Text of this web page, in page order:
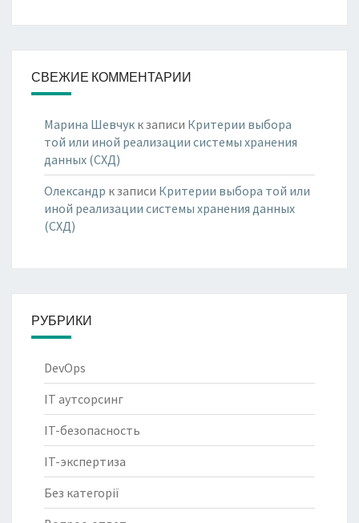
СВЕЖИЕ КОММЕНТАРИИ
Марина Шевчук к записи Критерии выбора
той или иной реализации системы хранения
данных (СХД)
Олександр к записи Критерии выбора той или
иной реализации системы хранения данных
(СХД)
РУБРИКИ
DevOps
IT аутсорсинг
IT-безопасность
IT-экспертиза
Без категорії